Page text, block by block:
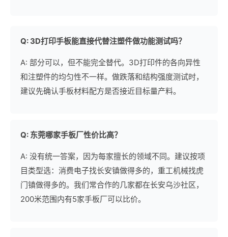
Q: 3D打印手板能直接代替注塑件做功能测试吗？
A: 部分可以，但不能完全替代。3D打印件的各向异性
和注塑件的均匀性不一样。做跌落和结构强度测试时，
建议先确认手板材料配方是否接近目标量产料。
Q: 东莞哪家手板厂性价比高？
A: 没有统一答案，因为每家擅长的领域不同。建议按项
目类型选：消费电子找长安镇做得多的，重工机械找虎
门镇做得多的。我们常合作的几家都在长安乌沙社区，
200米范围内有5家手板厂可以比价。